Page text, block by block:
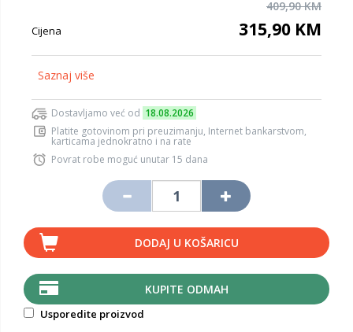
409,90 KM
Cijena 315,90 KM
Saznaj više
Dostavljamo već od 18.08.2026
Platite gotovinom pri preuzimanju, Internet bankarstvom,
karticama jednokratno i na rate
Povrat robe moguć unutar 15 dana
DODAJ U KOŠARICU
KUPITE ODMAH
Usporedite proizvod